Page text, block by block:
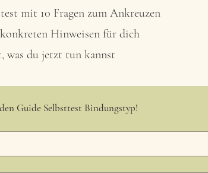
mit 10 Fragen zum Ankreuzen
Hinweisen für dich
was du jetzt tun kannst
Guide Selbsttest Bindungstyp!